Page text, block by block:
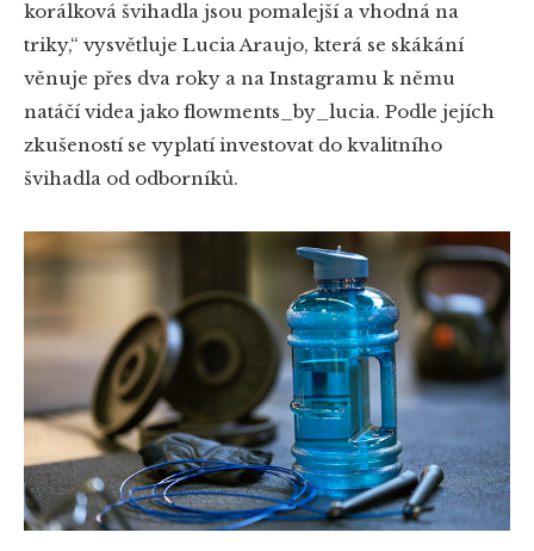
korálková švihadla jsou pomalejší a vhodná na
triky,“ vysvětluje Lucia Araujo, která se skákání
věnuje přes dva roky a na Instagramu k němu
natáčí videa jako flowments_by_lucia. Podle jejích
zkušeností se vyplatí investovat do kvalitního
švihadla od odborníků.